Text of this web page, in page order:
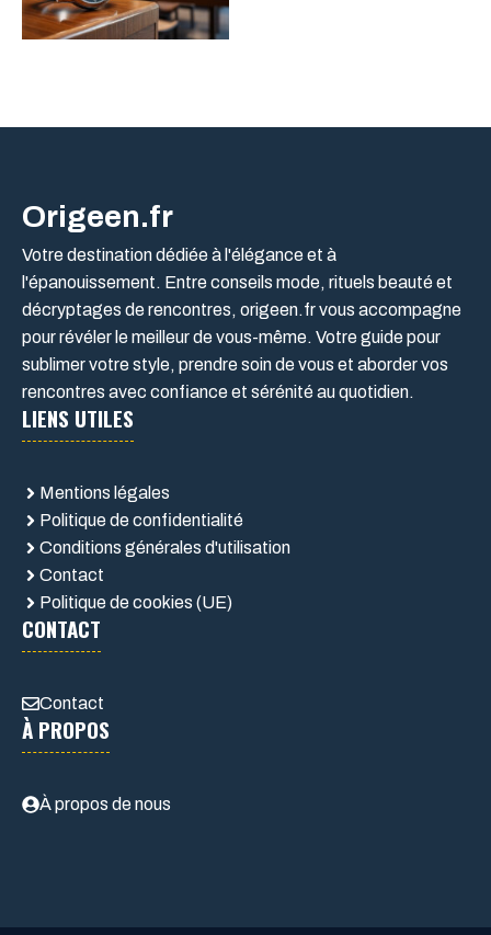
Origeen.fr
Votre destination dédiée à l'élégance et à
l'épanouissement. Entre conseils mode, rituels beauté et
décryptages de rencontres, origeen.fr vous accompagne
pour révéler le meilleur de vous-même. Votre guide pour
sublimer votre style, prendre soin de vous et aborder vos
rencontres avec confiance et sérénité au quotidien.
LIENS UTILES
Mentions légales
Politique de confidentialité
Conditions générales d'utilisation
Contact
Politique de cookies (UE)
CONTACT
Contact
À PROPOS
À propos de nous